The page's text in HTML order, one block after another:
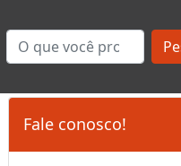
Fale conosco!